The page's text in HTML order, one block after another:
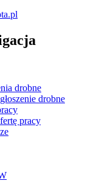
drobne
drobne
pracy